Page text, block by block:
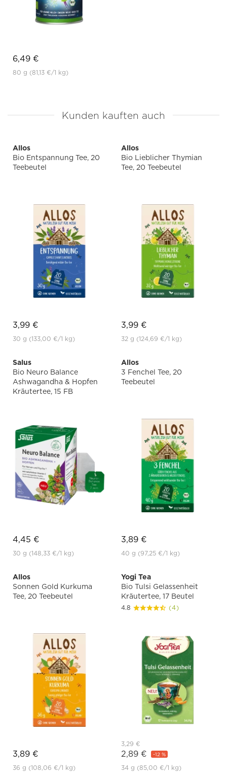
6,49 €
80 g (81,13 €/1 kg)
Kunden kauften auch
Allos
Bio Entspannung Tee, 20
Teebeutel
3,99 €
30 g (133,00 €/1 kg)
Allos
Bio Lieblicher Thymian
Tee, 20 Teebeutel
3,99 €
32 g (124,69 €/1 kg)
Salus
Bio Neuro Balance
Ashwagandha & Hopfen
Kräutertee, 15 FB
4,45 €
30 g (148,33 €/1 kg)
Allos
3 Fenchel Tee, 20
Teebeutel
3,89 €
40 g (97,25 €/1 kg)
Allos
Sonnen Gold Kurkuma
Tee, 20 Teebeutel
3,89 €
36 g (108,06 €/1 kg)
Yogi Tea
Bio Tulsi Gelassenheit
Kräutertee, 17 Beutel
4.8 (4)
3,29 €
2,89 € -12 %
34 g (85,00 €/1 kg)